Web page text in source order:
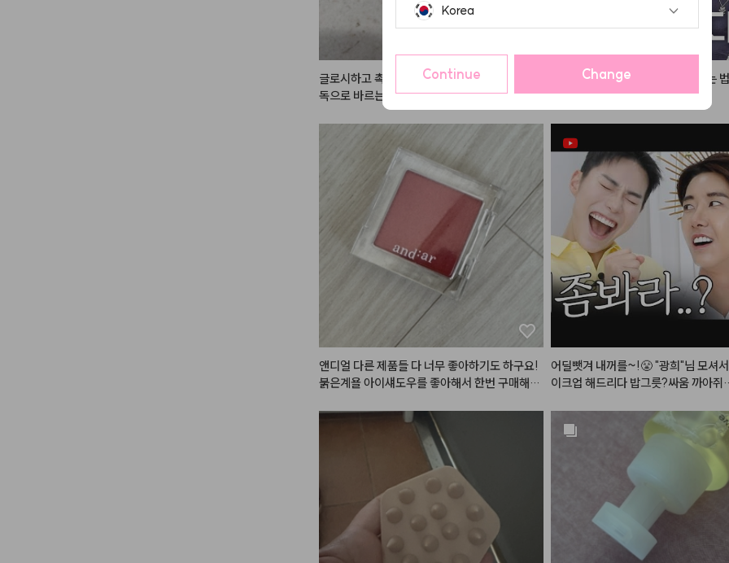
글로시하고 촉촉해서 자주 사용해요. 하나만 단
독으로 바르는 것보다는 베이스 칼라를 깔고 가
운데만 살짝 발르는 것이 훨씬 예뻐요.
수연이의 앞머리 자연스럽게 넘기는
앤디얼 다른 제품들 다 너무 좋아하기도 하구요!
붉은계욜 아이섀도우를 좋아해서 한번 구매해봤
고사긴했는데, 제가 화장기술이 별로 없어서 그
런지,,어떻게 사용하면 좋을지 잘 모르겠어요~!
ㅎㅎㅎ색은 정말이쁜 맑은 빨간색입니다~! 화
장 잘 하시는 분들이, 포인트 색으로 사용해보면
좋을거같아요~! 아니면 눈밑에만 포인트로 사
용해도 좋을거같구요~~~! 저는 한번 사용해보
고 그냥 방치중입니다만^*^ 가격도 저렴하니 이
런색상 잘 사용하시는 분들은 한번 구매해보시길
바래요~~!제품자체는 추천합니다용~~!:)
어딜뺏겨 내꺼를~!😤 "광희"님 모셔
이크업 해드리다 밥그릇?싸움 까아
Korea
Continue Change